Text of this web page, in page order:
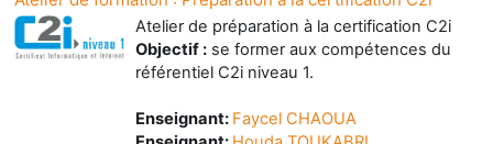
Atelier de préparation à la certification C2i
Objectif : se former aux compétences du
référentiel C2i niveau 1.
Enseignant: Faycel CHAOUA